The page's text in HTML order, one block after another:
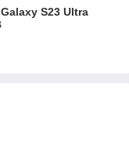
S23 Ultra